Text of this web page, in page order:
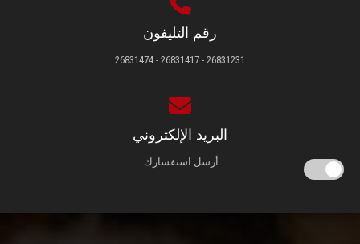
رقم التليفون
26831231 - 26831417 - 26831474
البريد الإلكتروني
أرسل استفسارك.